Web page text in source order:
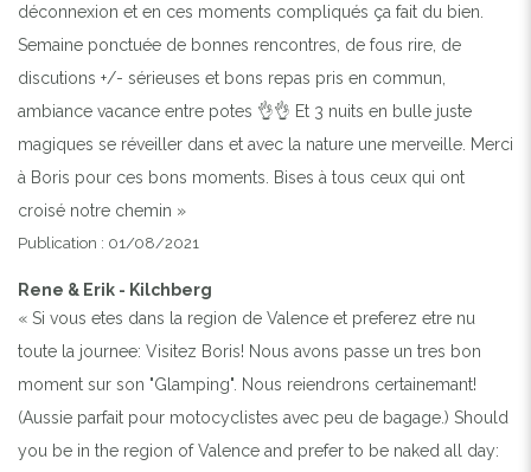
déconnexion et en ces moments compliqués ça fait du bien.
Semaine ponctuée de bonnes rencontres, de fous rire, de
discutions +/- sérieuses et bons repas pris en commun,
ambiance vacance entre potes 👌👌 Et 3 nuits en bulle juste
magiques se réveiller dans et avec la nature une merveille. Merci
à Boris pour ces bons moments. Bises à tous ceux qui ont
croisé notre chemin »
Publication : 01/08/2021
Rene & Erik - Kilchberg
« Si vous etes dans la region de Valence et preferez etre nu
toute la journee: Visitez Boris! Nous avons passe un tres bon
moment sur son "Glamping". Nous reiendrons certainemant!
(Aussie parfait pour motocyclistes avec peu de bagage.) Should
you be in the region of Valence and prefer to be naked all day: